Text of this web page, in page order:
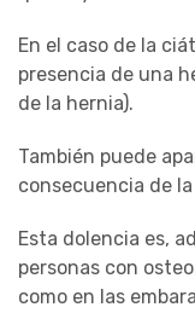
En el caso de la
presencia de una
de la hernia).
También puede
consecuencia de
Esta dolencia es,
personas con
como en las